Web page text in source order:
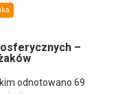
–
odnotowano 69